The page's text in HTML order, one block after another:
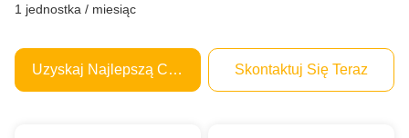
1 jednostka / miesiąc
Uzyskaj Najlepszą Cenę Skontaktuj Się Teraz